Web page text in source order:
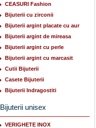
CEASURI Fashion
Bijuterii cu zirconii
Bijuterii argint placate cu aur
Bijuterii argint de mireasa
Bijuterii argint cu perle
Bijuterii argint cu marcasit
Cutii Bijuterii
Casete Bijuterii
Bijuterii Indragostiti
Bijuterii unisex
VERIGHETE INOX